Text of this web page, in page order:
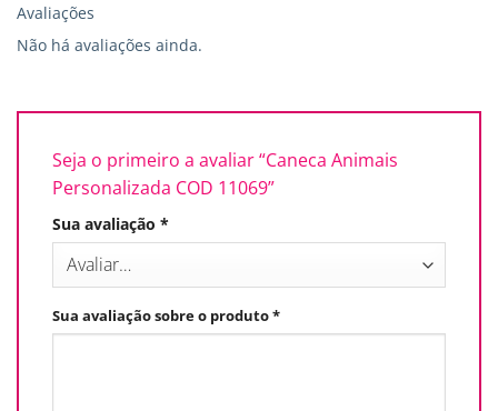
Avaliações
Não há avaliações ainda.
Seja o primeiro a avaliar “Caneca Animais
Personalizada COD 11069”
Sua avaliação *
Sua avaliação sobre o produto*